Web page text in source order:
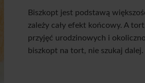
Biszkopt jest podstawą
zależy cały efekt końcowy. A
przyjęć urodzinowych i
biszkopt na tort, nie szukaj